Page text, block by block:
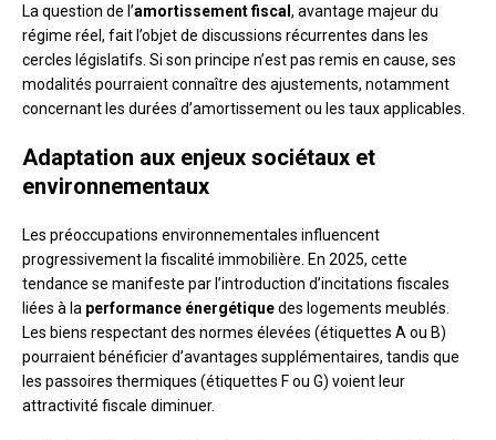
La question de l’amortissement fiscal , avantage majeur du
régime réel, fait l’objet de discussions récurrentes dans les
cercles législatifs. Si son principe n’est pas remis en cause, ses
modalités pourraient connaître des ajustements, notamment
concernant les durées d’amortissement ou les taux applicables.
Adaptation aux enjeux sociétaux et
environnementaux
Les préoccupations environnementales influencent
progressivement la fiscalité immobilière. En 2025, cette
tendance se manifeste par l’introduction d’incitations fiscales
liées à la performance énergétiquedes logements meublés.
Les biens respectant des normes élevées (étiquettes A ou B)
pourraient bénéficier d’avantages supplémentaires, tandis que
les passoires thermiques (étiquettes F ou G) voient leur
attractivité fiscale diminuer.